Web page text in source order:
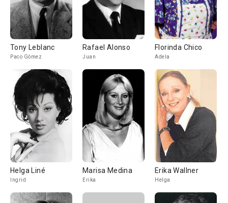
Tony Leblanc
Paco Gómez
Rafael Alonso
Juan
Florinda Chico
Adela
Helga Liné
Ingrid
Marisa Medina
Erika
Erika Wallner
Helga